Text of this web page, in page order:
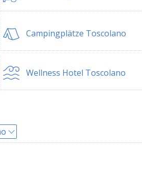
Campingplätze Toscolano
Wellness Hotel Toscolano